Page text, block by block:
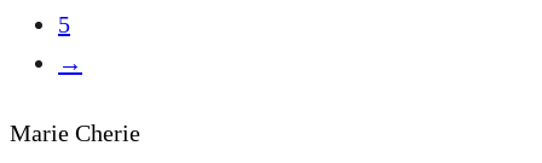
5
→
Marie Cherie